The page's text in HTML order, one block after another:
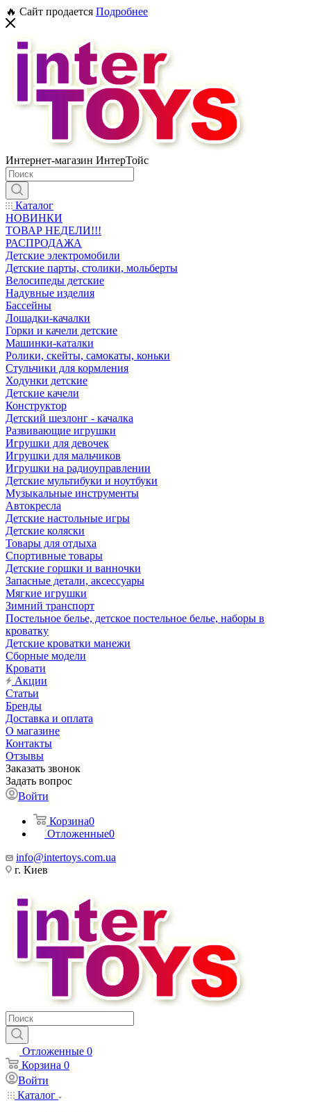
🔥 Сайт продается Подробнее
Интернет-магазин ИнтерТойс
Каталог
НОВИНКИ
ТОВАР НЕДЕЛИ!!!
РАСПРОДАЖА
Детские электромобили
Детские парты, столики, мольберты
Велосипеды детские
Надувные изделия
Бассейны
Лошадки-качалки
Горки и качели детские
Машинки-каталки
Ролики, скейты, самокаты, коньки
Стульчики для кормления
Ходунки детские
Детские качели
Конструктор
Детский шезлонг - качалка
Развивающие игрушки
Игрушки для девочек
Игрушки для мальчиков
Игрушки на радиоуправлении
Детские мультибуки и ноутбуки
Музыкальные инструменты
Автокресла
Детские настольные игры
Детские коляски
Товары для отдыха
Спортивные товары
Детские горшки и ванночки
Запасные детали, аксессуары
Мягкие игрушки
Зимний транспорт
Постельное белье, детское постельное белье, наборы в
кроватку
Детские кроватки манежи
Сборные модели
Кровати
Акции
Статьи
Бренды
Доставка и оплата
О магазине
Контакты
Отзывы
Заказать звонок
Задать вопрос
Войти
Корзина0
Отложенные0
info@intertoys.com.ua
г. Киев
Отложенные 0
Корзина 0
Войти
Каталог